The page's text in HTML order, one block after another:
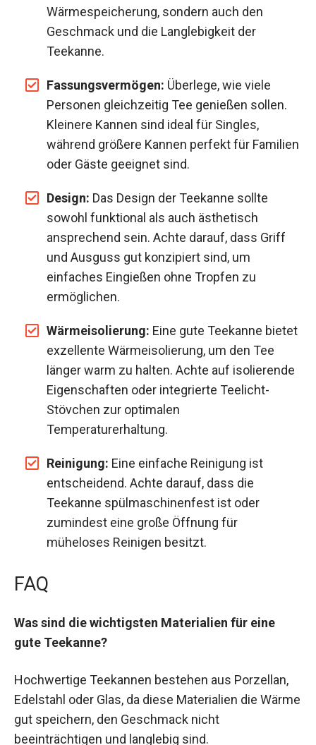
Wärmespeicherung, sondern auch den
Geschmack und die Langlebigkeit der
Teekanne.
Fassungsvermögen: Überlege, wie viele
Personen gleichzeitig Tee genießen sollen.
Kleinere Kannen sind ideal für Singles,
während größere Kannen perfekt für Familien
oder Gäste geeignet sind.
Design: Das Design der Teekanne sollte
sowohl funktional als auch ästhetisch
ansprechend sein. Achte darauf, dass Griff
und Ausguss gut konzipiert sind, um
einfaches Eingießen ohne Tropfen zu
ermöglichen.
Wärmeisolierung: Eine gute Teekanne bietet
exzellente Wärmeisolierung, um den Tee
länger warm zu halten. Achte auf isolierende
Eigenschaften oder integrierte Teelicht-
Stövchen zur optimalen
Temperaturerhaltung.
Reinigung: Eine einfache Reinigung ist
entscheidend. Achte darauf, dass die
Teekanne spülmaschinenfest ist oder
zumindest eine große Öffnung für
müheloses Reinigen besitzt.
FAQ
Was sind die wichtigsten Materialien für eine
gute Teekanne?
Hochwertige Teekannen bestehen aus Porzellan,
Edelstahl oder Glas, da diese Materialien die Wärme
gut speichern, den Geschmack nicht
beeinträchtigen und langlebig sind.